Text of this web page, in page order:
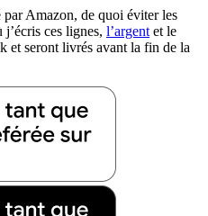
par Amazon, de quoi éviter les
ces lignes, l’argent et le
et seront livrés avant la fin de la